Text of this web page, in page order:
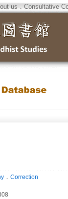
us．Consultative
． Correction